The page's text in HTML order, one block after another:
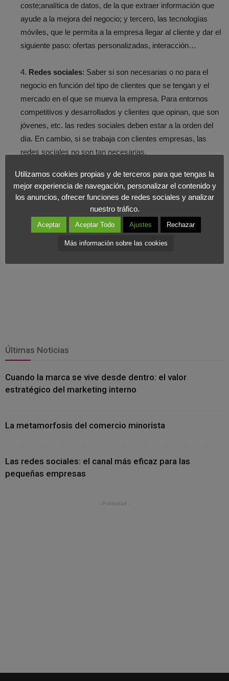
coste;analítica de datos, de la que extraer información que
ayude a la mejora del negocio; y tercero, las tecnologías
móviles, que le permita a la empresa llegar al cliente y dar el
siguiente paso: ofertas personalizadas, interacción…
4. Redes sociales: Saber si son necesarias o no para el
negocio en función del tipo de clientes que se tengan y el
mercado en el que se mueva la empresa. Para entornos
competitivos y desarrollados y clientes que opinan, que son
jóvenes, etc. las redes sociales deben estar a la orden del
día. En cambio, si se trabaja con clientes empresas, las
redes sociales no son tan necesarias.
El artículo completo, enCinco Días .
Últimas Noticias
Cuando la marca se vive desde dentro: el valor
estratégico del marketing interno
La metamorfosis del comercio minorista
Las redes sociales: el canal más eficaz para las
pequeñas empresas
- Publicidad -
Utilizamos cookies propias y de terceros para que tengas la
mejor experiencia de navegación, personalizar el contenido y
los anuncios, ofrecer funciones de redes sociales y analizar
nuestro tráfico.
Aceptar Aceptar Todo Ajustes Rechazar
Más información sobre las cookies